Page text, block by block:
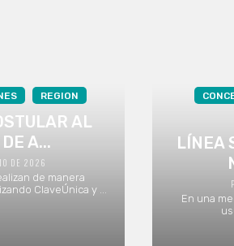
REGION
AL
A...
DE 2026
de manera
ClaveÚnica y ...
LÍNEA
En una